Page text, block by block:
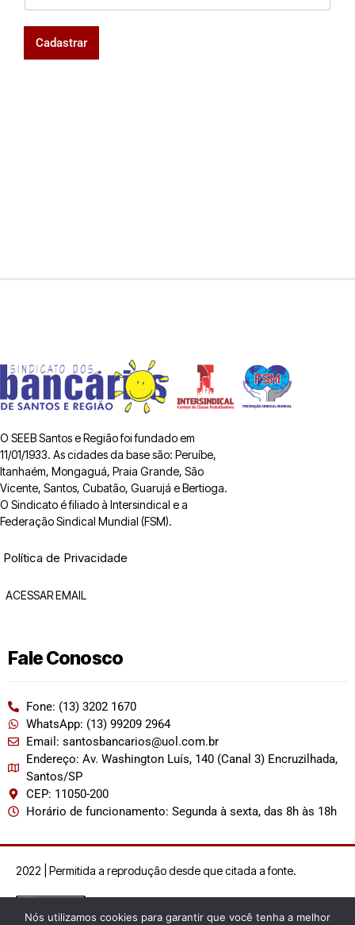
Cadastrar
O SEEB Santos e Região foi fundado em
11/01/1933. As cidades da base são: Peruíbe,
Itanhaém, Mongaguá, Praia Grande, São
Vicente, Santos, Cubatão, Guarujá e Bertioga.
O Sindicato é filiado à Intersindical e a
Federação Sindical Mundial (FSM).
Política de Privacidade
ACESSAR EMAIL
Fale Conosco
Fone: (13) 3202 1670
WhatsApp: (13) 99209 2964
Email: santosbancarios@uol.com.br
Endereço: Av. Washington Luís, 140 (Canal 3) Encruzilhada,
Santos/SP
CEP: 11050-200
Horário de funcionamento: Segunda à sexta, das 8h às 18h
2022 | Permitida a reprodução desde que citada a fonte.
Nós utilizamos cookies para garantir que você tenha a melhor